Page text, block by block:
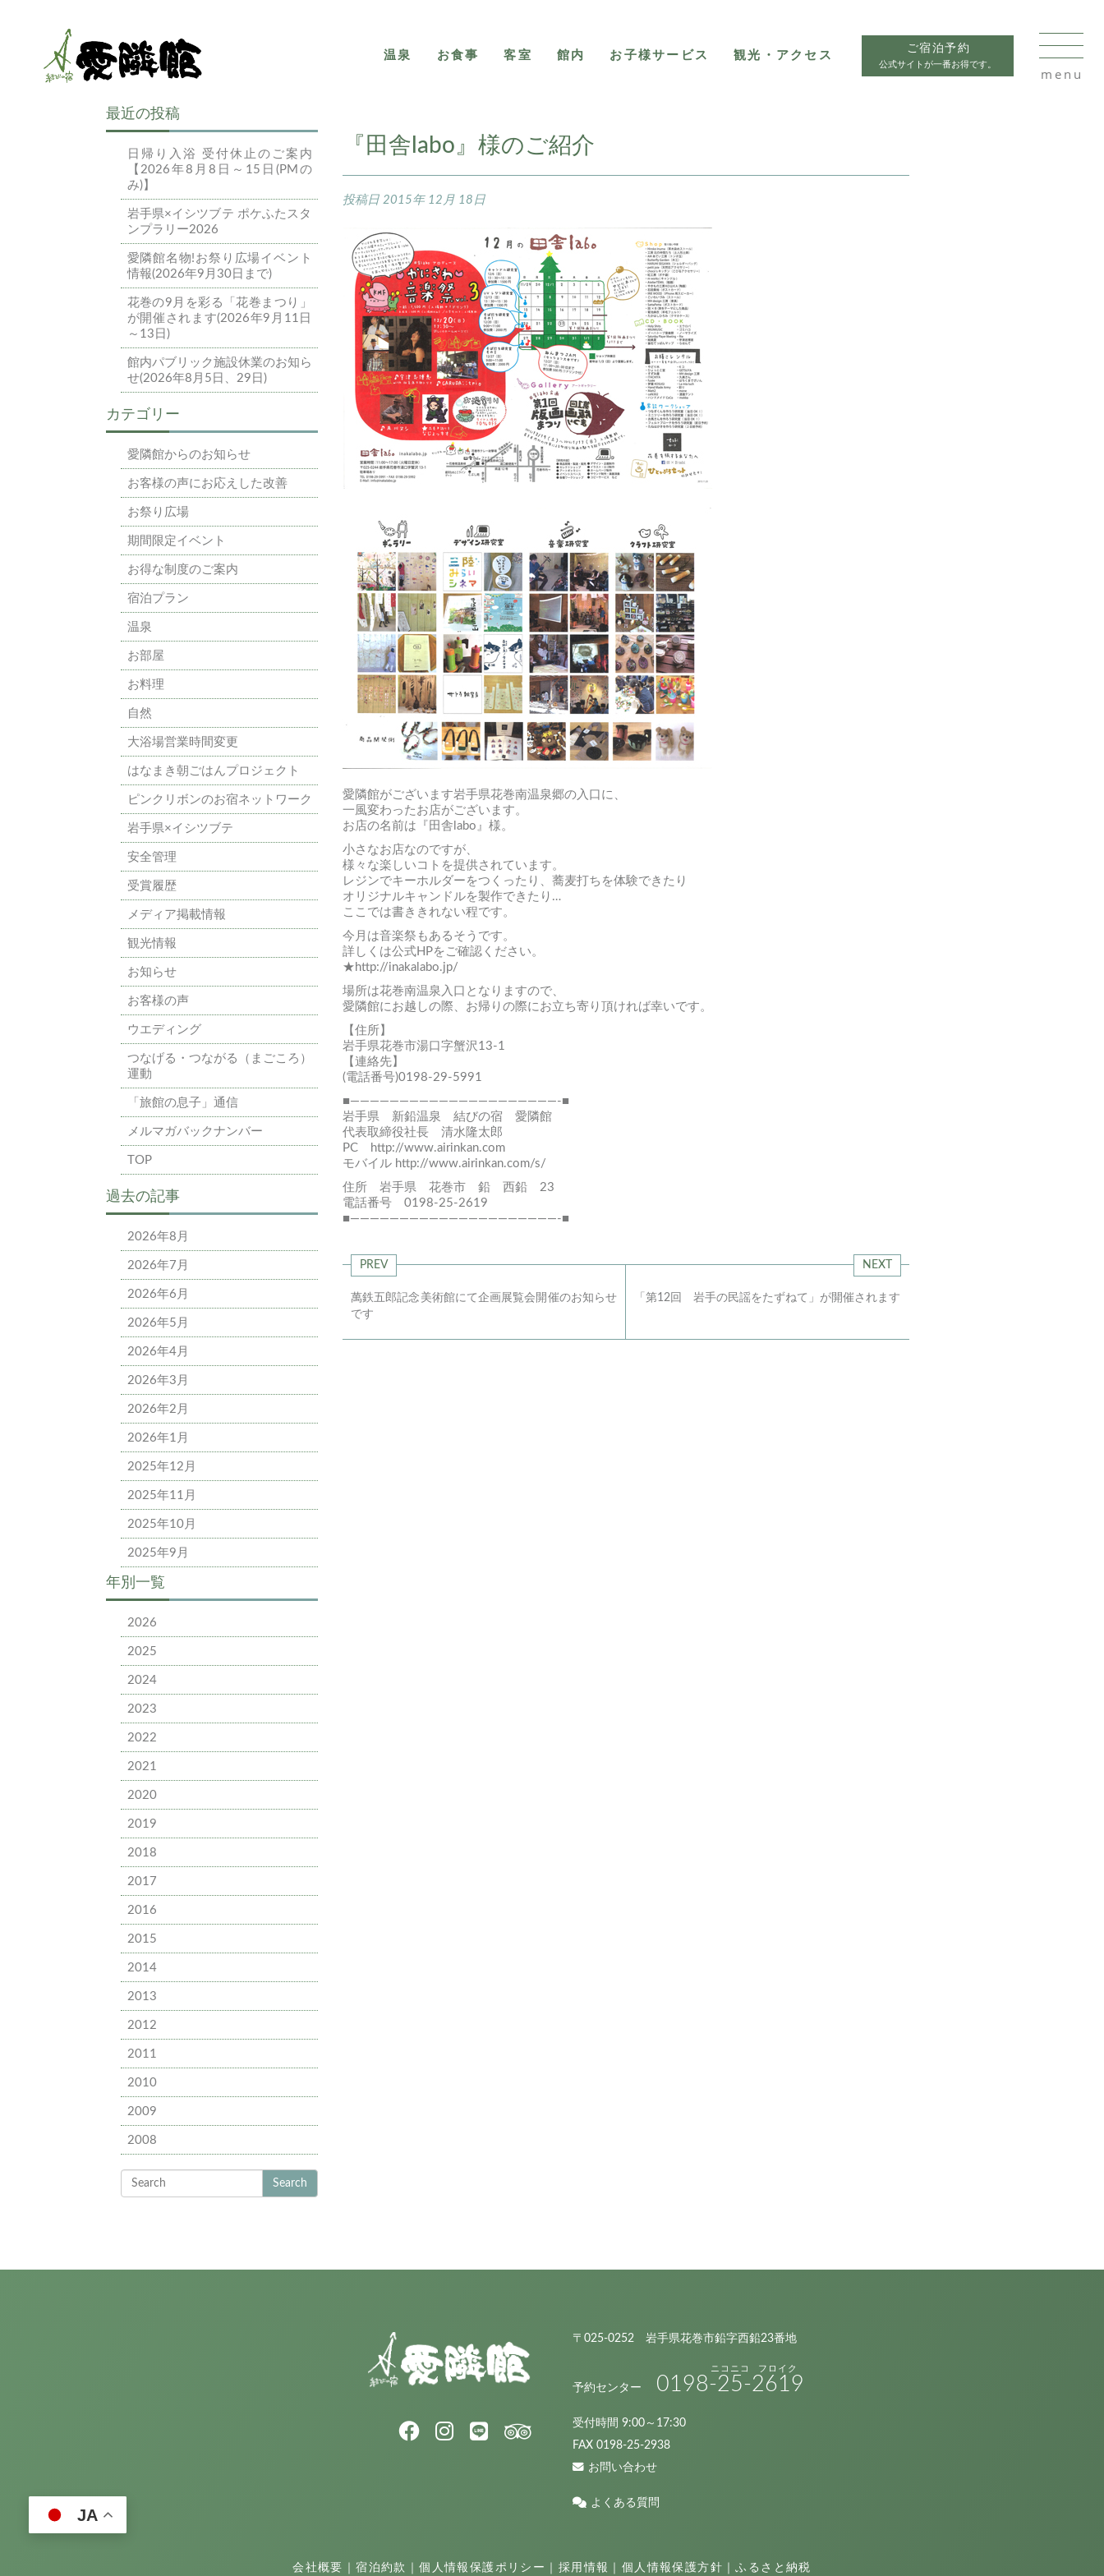
温泉 お食事 客室 館内 お子様サービス 観光・アクセス
ご宿泊予約
公式サイトが一番お得です。
最近の投稿
日帰り入浴 受付休止のご案内
【2026年8月8日～15日(PMの
み)】
岩手県×イシツブテ ポケふたスタ
ンプラリー2026
愛隣館名物!お祭り広場イベント
情報(2026年9月30日まで)
花巻の9月を彩る「花巻まつり」
が開催されます(2026年9月11日
～13日)
館内パブリック施設休業のお知ら
せ(2026年8月5日、29日)
カテゴリー
愛隣館からのお知らせ
お客様の声にお応えした改善
お祭り広場
期間限定イベント
お得な制度のご案内
宿泊プラン
温泉
お部屋
お料理
自然
大浴場営業時間変更
はなまき朝ごはんプロジェクト
ピンクリボンのお宿ネットワーク
岩手県×イシツブテ
安全管理
受賞履歴
メディア掲載情報
観光情報
お知らせ
お客様の声
ウエディング
つなげる・つながる（まごころ）
運動
「旅館の息子」通信
メルマガバックナンバー
TOP
過去の記事
2026年8月
2026年7月
2026年6月
2026年5月
2026年4月
2026年3月
2026年2月
2026年1月
2025年12月
2025年11月
2025年10月
2025年9月
年別一覧
2026
2025
2024
2023
2022
2021
2020
2019
2018
2017
2016
2015
2014
2013
2012
2011
2010
2009
2008
Search
『田舎labo』様のご紹介
投稿日 2015年 12月 18日
愛隣館がございます岩手県花巻南温泉郷の入口に、
一風変わったお店がございます。
お店の名前は『田舎labo』様。
小さなお店なのですが、
様々な楽しいコトを提供されています。
レジンでキーホルダーをつくったり、蕎麦打ちを体験できたり
オリジナルキャンドルを製作できたり…
ここでは書ききれない程です。
今月は音楽祭もあるそうです。
詳しくは公式HPをご確認ください。
★ http://inakalabo.jp/
場所は花巻南温泉入口となりますので、
愛隣館にお越しの際、お帰りの際にお立ち寄り頂ければ幸いです。
【住所】
岩手県花巻市湯口字蟹沢13-1
【連絡先】
(電話番号)0198-29-5991
■—————————————————————-■
岩手県 新鉛温泉 結びの宿 愛隣館
代表取締役社長 清水隆太郎
PC
http://www.airinkan.com
モバイル http://www.airinkan.com/s/
住所 岩手県 花巻市 鉛 西鉛 23
電話番号 0198-25-2619
■—————————————————————-■
PREV
萬鉄五郎記念美術館にて企画展覧会開催のお知らせ
です
NEXT
「第12回 岩手の民謡をたずねて」が開催されます
〒025-0252 岩手県花巻市鉛字西鉛23番地
予約センター 0198-25-2619
受付時間 9:00～17:30
FAX 0198-25-2938
お問い合わせ
よくある質問
会社概要 ｜宿泊約款 ｜個人情報保護ポリシー 採用情報 個人情報保護方針 ｜ふるさと納税
JA